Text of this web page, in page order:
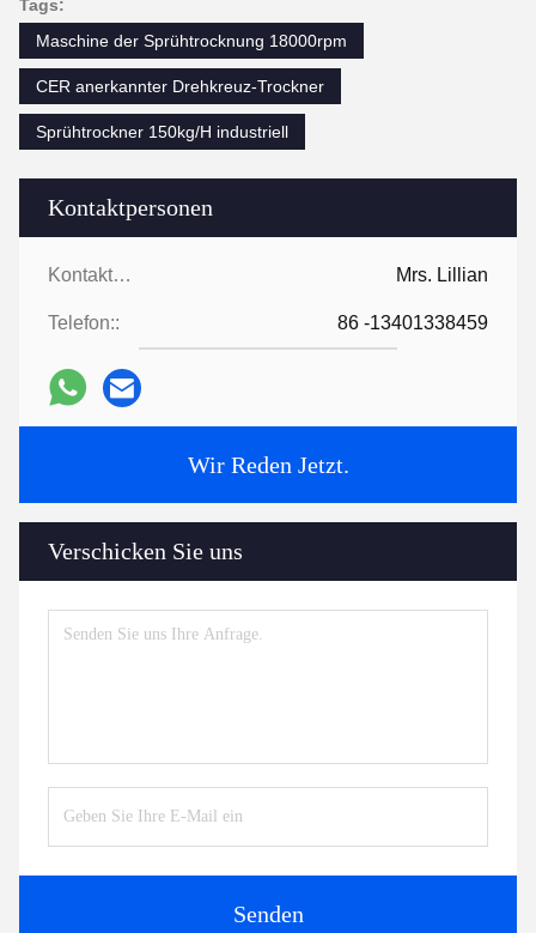
Kontaktpersonen
Kontaktpersonen: Mrs. Lillian
Telefon:: 86 -13401338459
Wir Reden Jetzt.
Verschicken Sie uns
Senden
Tags:
Maschine der Sprühtrocknung 18000rpm
CER anerkannter Drehkreuz-Trockner
Sprühtrockner 150kg/H industriell